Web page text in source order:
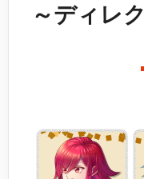
～ディレ